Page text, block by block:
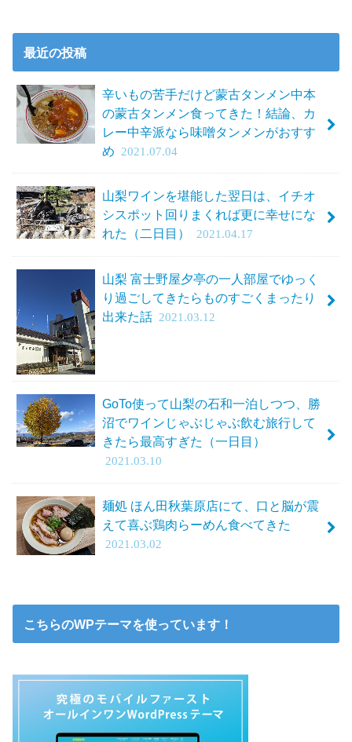
最近の投稿
辛いもの苦手だけど蒙古タンメン中本
の蒙古タンメン食ってきた！結論、カ
レー中辛派なら味噌タンメンがおすす
め
2021.07.04
山梨ワインを堪能した翌日は、イチオ
シスポット回りまくれば更に幸せにな
れた（二日目）
2021.04.17
山梨 富士野屋夕亭の一人部屋でゆっく
り過ごしてきたらものすごくまったり
出来た話 2021.03.12
GoTo使って山梨の石和一泊しつつ、勝
沼でワインじゃぶじゃぶ飲む旅行して
きたら最高すぎた（一日目）
2021.03.10
麺処 ほん田秋葉原店にて、口と脳が震
えて喜ぶ鶏肉らーめん食べてきた
2021.03.02
こちらのWPテーマを使っています！